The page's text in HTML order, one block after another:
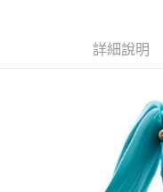
【繳款方式說明】
2.透過簡訊連結打開帳單後
帳／街口支付／iPASS
1.本服務係由「台灣大哥大
用戶於交易時，得透過本服
預購-付款後全家取貨(舊)
每筆NT$90，滿
預購-付款後7-11取貨(舊)
每筆NT$90，滿
詳細說明